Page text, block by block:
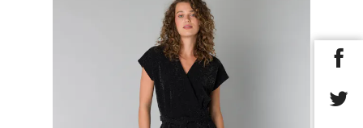
KLEDING SPRING/SUMMER 2026